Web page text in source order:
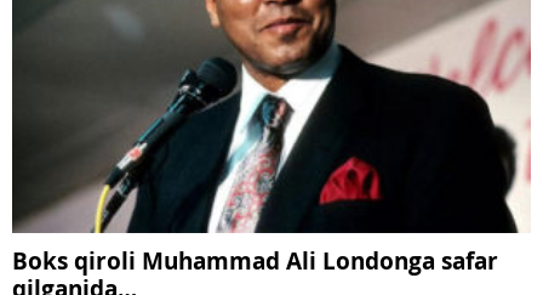
Boks qiroli Muhammad Ali Londonga safar
qilganida…